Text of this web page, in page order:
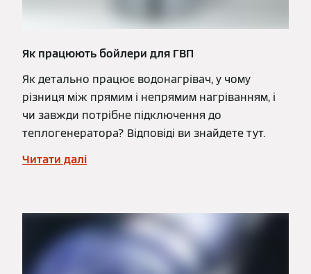
Як працюють бойлери для ГВП
Як детально працює водонагрівач, у чому
різниця між прямим і непрямим нагріванням, і
чи завжди потрібне підключення до
теплогенератора? Відповіді ви знайдете тут.
Читати далі